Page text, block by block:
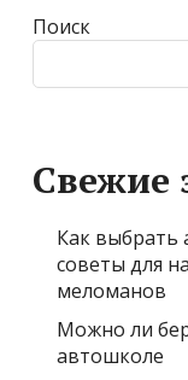
Поиск
Свежие
Как выбрать
советы для
меломанов
Можно ли
автошколе